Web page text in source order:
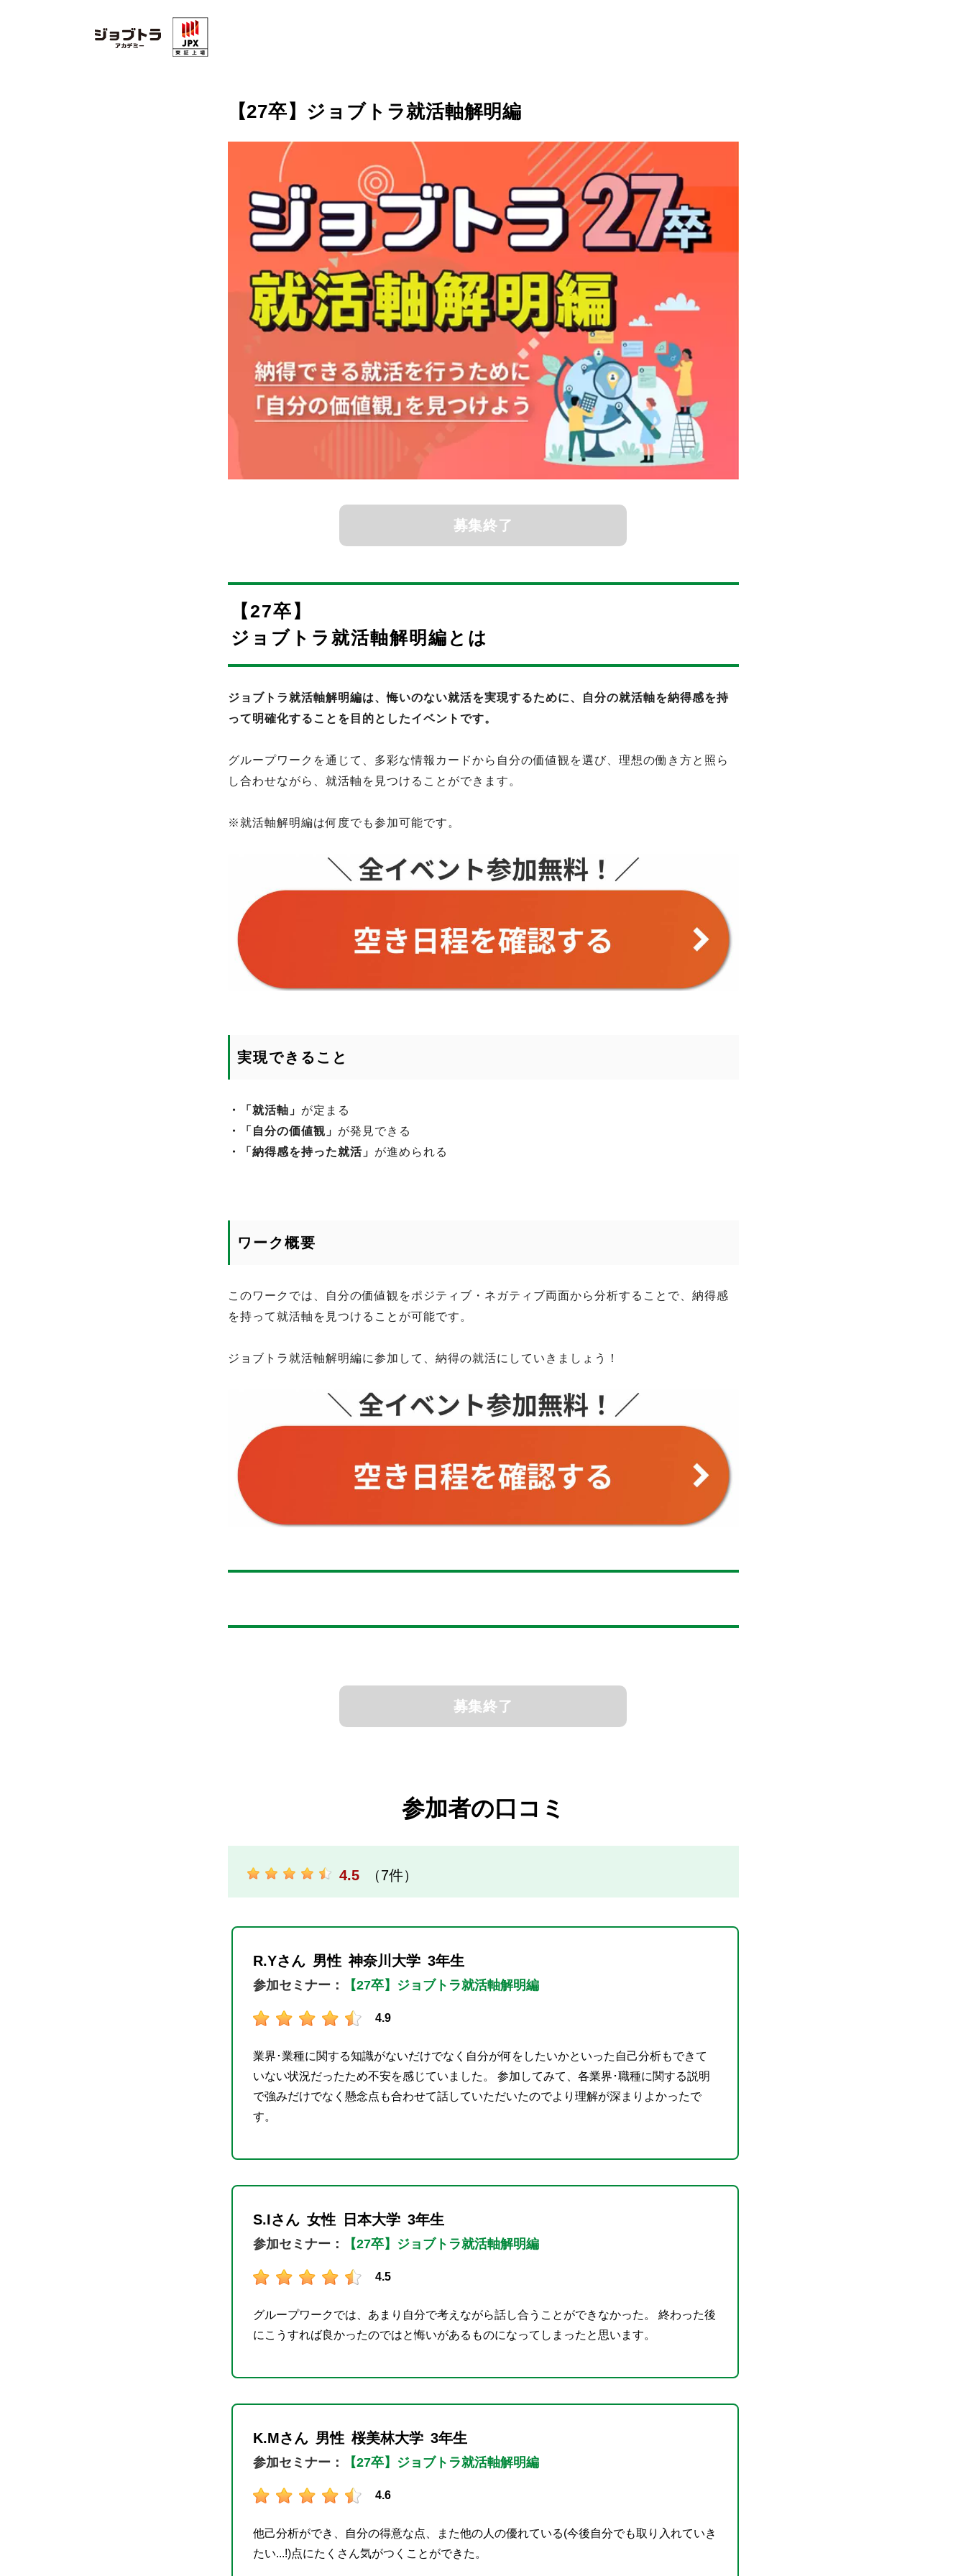
【27卒】ジョブトラ就活軸解明編
募集終了
【27卒】
ジョブトラ就活軸解明編とは
ジョブトラ就活軸解明編は、悔いのない就活を実現するために、自分の就活軸を納得感を持
って明確化することを目的としたイベントです。
グループワークを通じて、多彩な情報カードから自分の価値観を選び、理想の働き方と照ら
し合わせながら、就活軸を見つけることができます。
※就活軸解明編は何度でも参加可能です。
実現できること
・「就活軸」 が定まる
・「自分の価値観」 が発見できる
・「納得感を持った就活」 が進められる
ワーク概要
このワークでは、自分の価値観をポジティブ・ネガティブ両面から分析することで、納得感
を持って就活軸を見つけることが可能です。
ジョブトラ就活軸解明編に参加して、納得の就活にしていきましょう！
募集終了
参加者の口コミ
4.5 （7件）
R.Yさん 男性 神奈川大学 3年生
参加セミナー： 【27卒】ジョブトラ就活軸解明編
4.9
業界･業種に関する知識がないだけでなく自分が何をしたいかといった自己分析もできて
いない状況だったため不安を感じていました。 参加してみて、各業界･職種に関する説明
で強みだけでなく懸念点も合わせて話していただいたのでより理解が深まりよかったで
す。
S.Iさん 女性 日本大学 3年生
参加セミナー： 【27卒】ジョブトラ就活軸解明編
4.5
グループワークでは、あまり自分で考えながら話し合うことができなかった。 終わった後
にこうすれば良かったのではと悔いがあるものになってしまったと思います。
K.Mさん 男性 桜美林大学 3年生
参加セミナー： 【27卒】ジョブトラ就活軸解明編
4.6
他己分析ができ、自分の得意な点、また他の人の優れている(今後自分でも取り入れていき
たい...!)点にたくさん気がつくことができた。